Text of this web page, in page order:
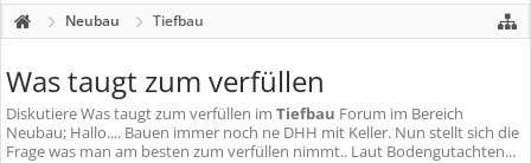
Neubau Tiefbau
Was taugt zum verfüllen
DiskutiereWas taugt zum verfüllen im Tiefbau Forum im Bereich
Neubau; Hallo.... Bauen immer noch ne DHH mit Keller. Nun stellt sich die
Frage was man am besten zum verfüllen nimmt.. Laut Bodengutachten...